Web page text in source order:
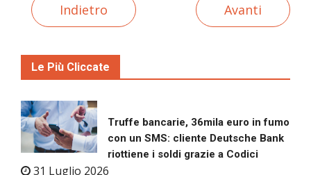
Indietro Avanti
Le Più Cliccate
Truffe bancarie, 36mila euro in fumo
con un SMS: cliente Deutsche Bank
riottiene i soldi grazie a Codici
31 Luglio 2026